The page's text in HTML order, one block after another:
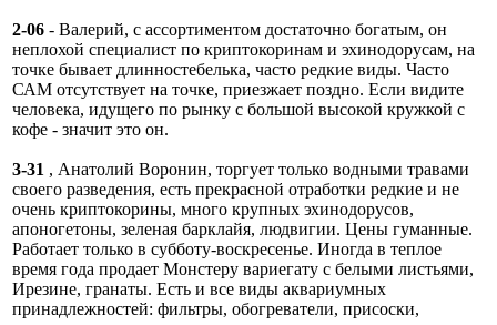
2-06 - Валерий, с ассортиментом достаточно богатым, он
неплохой специалист по криптокоринам и эхинодорусам, на
точке бывает длинностебелька, часто редкие виды. Часто
САМ отсутствует на точке, приезжает поздно. Если видите
человека, идущего по рынку с большой высокой кружкой с
кофе - значит это он.
3-31 , Анатолий Воронин, торгует только водными травами
своего разведения, есть прекрасной отработки редкие и не
очень криптокорины, много крупных эхинодорусов,
апоногетоны, зеленая барклайя, людвигии. Цены гуманные.
Работает только в субботу-воскресенье. Иногда в теплое
время года продает Монстеру вариегату с белыми листьями,
Ирезине, гранаты. Есть и все виды аквариумных
принадлежностей: фильтры, обогреватели, присоски,